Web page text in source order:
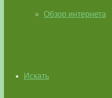
Обзор интернета
Искать